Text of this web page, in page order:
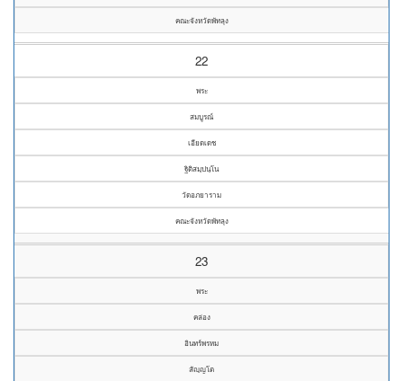
คณะจังหวัดพัทลุง
22
พระ
สมบูรณ์
เอียดเดช
ฐิติสมฺปนฺโน
วัดอภยาราม
คณะจังหวัดพัทลุง
23
พระ
คล่อง
อินทร์พรหม
สัญฺญโต